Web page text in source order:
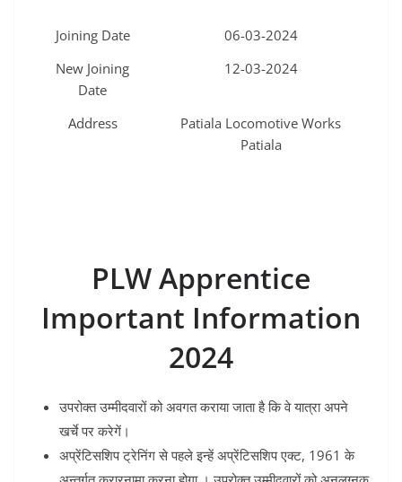
Joining Date
06-03-2024
New Joining
Date
12-03-2024
Address
Patiala Locomotive Works
Patiala
PLW Apprentice
Important Information
2024
उपरोक्त उम्मीदवारों को अवगत कराया जाता है कि वे यात्रा अपने
खर्चे पर करेगें।
अप्रेंटिसशिप ट्रेनिंग से पहले इन्हें अप्रेंटिसशिप एक्ट, 1961 के